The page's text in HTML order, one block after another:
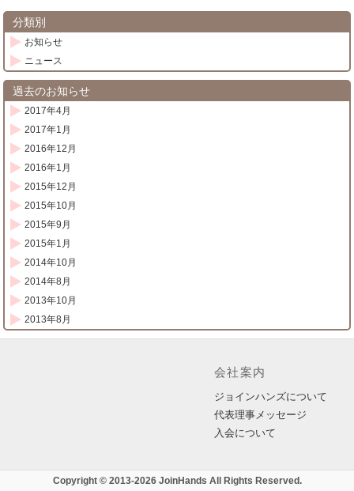
分類別
お知らせ
ニュース
過去のお知らせ
2017年4月
2017年1月
2016年12月
2016年1月
2015年12月
2015年10月
2015年9月
2015年1月
2014年10月
2014年8月
2013年10月
2013年8月
会社案内
ジョインハンズについて
代表理事メッセージ
入会について
Copyright © 2013-2026 JoinHands All Rights Reserved.